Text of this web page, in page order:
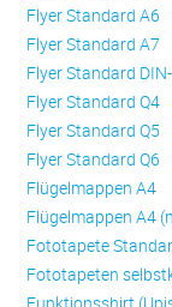
Flyer Standard A6
Flyer Standard A7
Flyer Standard
Flyer Standard Q4
Flyer Standard Q5
Flyer Standard Q6
Flügelmappen A4
Flügelmappen A4
Fototapete
Fototapeten